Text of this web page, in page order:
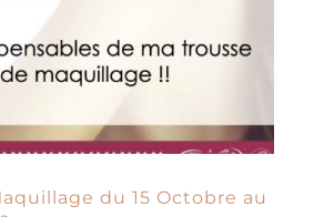
du 15 Octobre au